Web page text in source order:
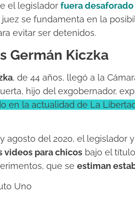
el legislador fuera
se fundamenta en la
evitar ser detenidos.
Germán Kiczka
, de 44 años, llegó a la
hijo del exgobernador,
en la actualidad de La
agosto del 2020, el legislador
videos para chicos bajo el título
que se estiman
Uno